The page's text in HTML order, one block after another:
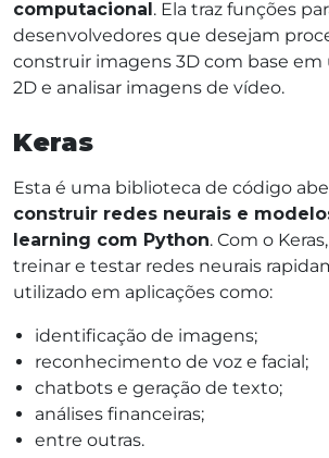
computacional . Ela traz funções
desenvolvedores que desejam
construir imagens 3D com base
2D e analisar imagens de vídeo.
Keras
Esta é uma biblioteca de código
construir redes neurais e
learning com Python. Com o
treinar e testar redes neurais
utilizado em aplicações como:
identificação de imagens;
reconhecimento de voz e facial;
chatbots e geração de texto;
análises financeiras;
entre outras.